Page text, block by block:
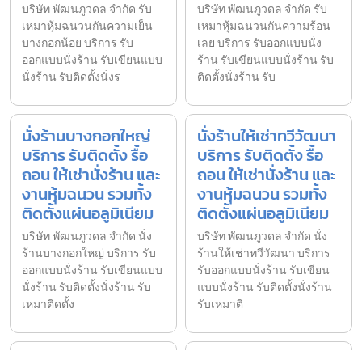
บริษัท พัฒนภูวดล จำกัด รับ
เหมาหุ้มฉนวนกันความเย็น
บางกอกน้อย บริการ รับ
ออกแบบนั่งร้าน รับเขียนแบบ
นั่งร้าน รับติดตั้งนั่งร
บริษัท พัฒนภูวดล จำกัด รับ
เหมาหุ้มฉนวนกันความร้อน
เลย บริการ รับออกแบบนั่ง
ร้าน รับเขียนแบบนั่งร้าน รับ
ติดตั้งนั่งร้าน รับ
นั่งร้านบางกอกใหญ่
บริการ รับติดตั้ง รื้อ
ถอน ให้เช่านั่งร้าน และ
งานหุ้มฉนวน รวมทั้ง
ติดตั้งแผ่นอลูมิเนียม
บริษัท พัฒนภูวดล จำกัด นั่ง
ร้านบางกอกใหญ่ บริการ รับ
ออกแบบนั่งร้าน รับเขียนแบบ
นั่งร้าน รับติดตั้งนั่งร้าน รับ
เหมาติดตั้ง
นั่งร้านให้เช่าทวีวัฒนา
บริการ รับติดตั้ง รื้อ
ถอน ให้เช่านั่งร้าน และ
งานหุ้มฉนวน รวมทั้ง
ติดตั้งแผ่นอลูมิเนียม
บริษัท พัฒนภูวดล จำกัด นั่ง
ร้านให้เช่าทวีวัฒนา บริการ
รับออกแบบนั่งร้าน รับเขียน
แบบนั่งร้าน รับติดตั้งนั่งร้าน
รับเหมาติ